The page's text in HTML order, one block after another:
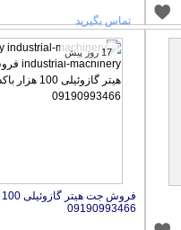
تماس بگیرید
17 روز پیش
09190993466